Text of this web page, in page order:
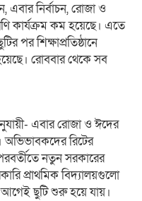
এবার নির্বাচন, রোজা ও
কার্যক্রম কম হয়েছে। এতে
পর শিক্ষাপ্রতিষ্ঠানে
রোববার থেকে সব
এবার রোজা ও ঈদের
অভিভাবকদের রিটের
নতুন সরকারের
প্রাথমিক বিদ্যালয়গুলো
ছুটি শুরু হয়ে যায়।